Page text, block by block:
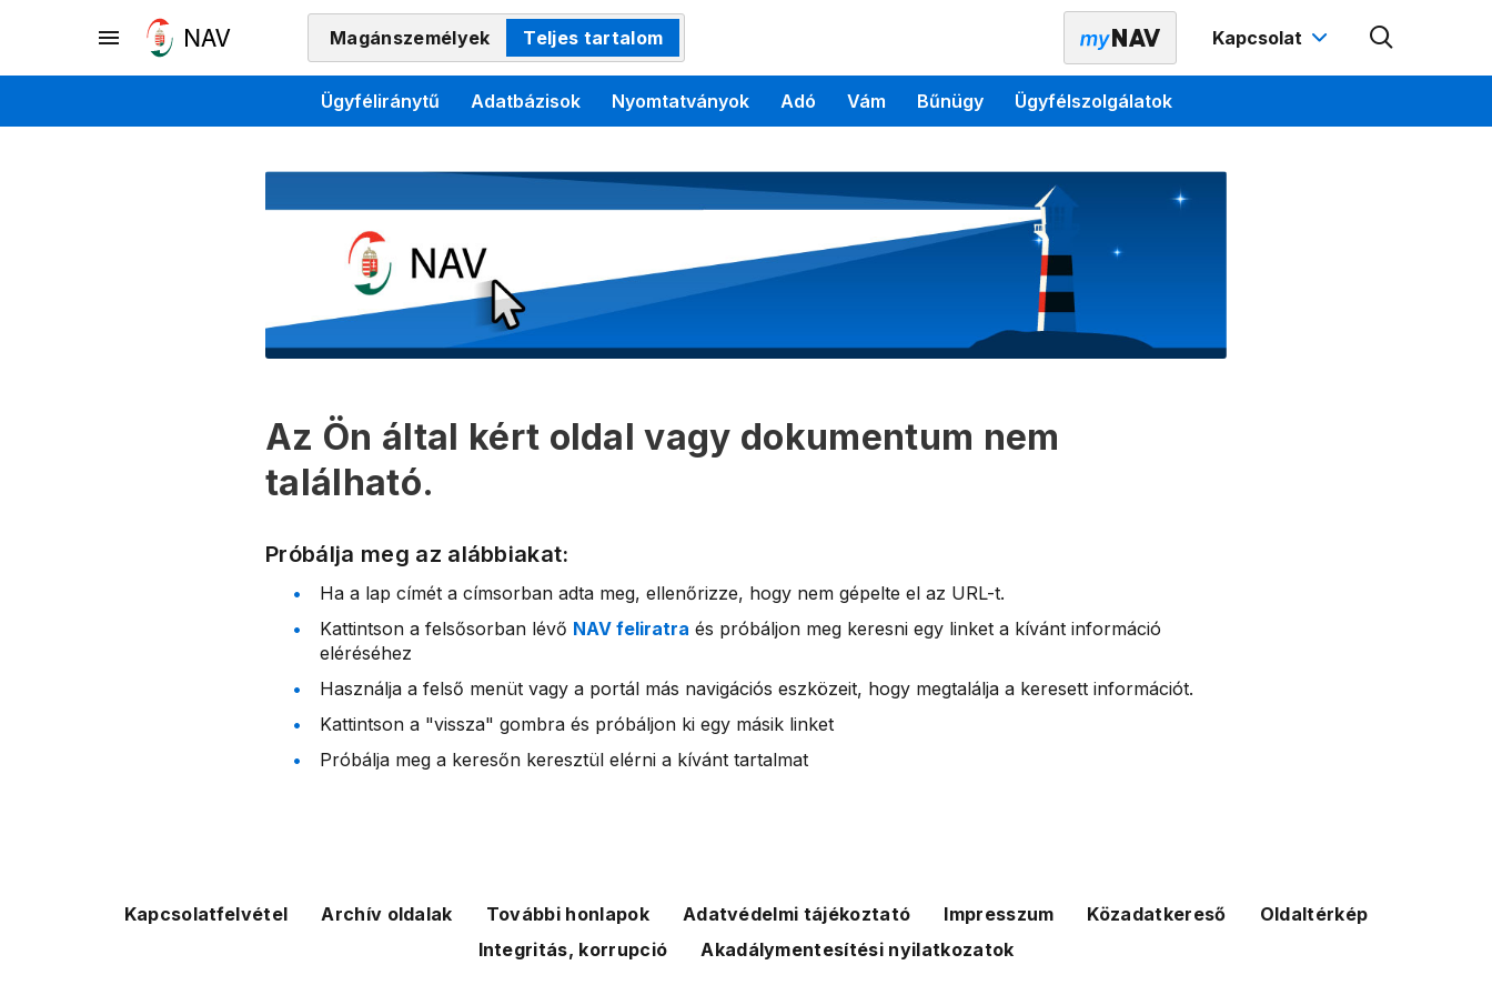
Magánszemélyek Teljes tartalom Kapcsolat
Ügyféliránytű Adatbázisok Nyomtatványok Adó Vám Bűnügy Ügyfélszolgálatok
Az Ön által kért oldal vagy dokumentum nem
található.
Próbálja meg az alábbiakat:
Ha a lap címét a címsorban adta meg, ellenőrizze, hogy nem gépelte el az URL-t.
Kattintson a felsősorban lévő NAV feliratra és próbáljon meg keresni egy linket a kívánt információ
eléréséhez
Használja a felső menüt vagy a portál más navigációs eszközeit, hogy megtalálja a keresett információt.
Kattintson a "vissza" gombra és próbáljon ki egy másik linket
Próbálja meg a keresőn keresztül elérni a kívánt tartalmat
Kapcsolatfelvétel Archív oldalak További honlapok Adatvédelmi tájékoztató Impresszum Közadatkereső
Oldaltérkép
Integritás, korrupció
Akadálymentesítési nyilatkozatok